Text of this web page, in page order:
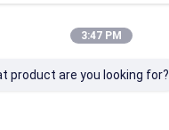
3:47 PM
product are you looking for?